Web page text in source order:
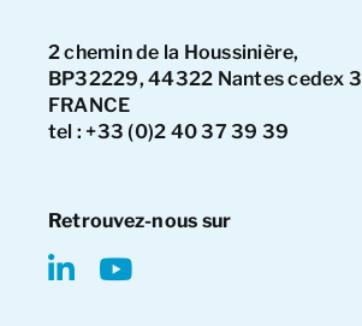
2 chemin de la Houssinière,
BP32229, 44322 Nantes cedex 3
FRANCE
tel : +33 (0)2 40 37 39 39
Retrouvez-nous sur